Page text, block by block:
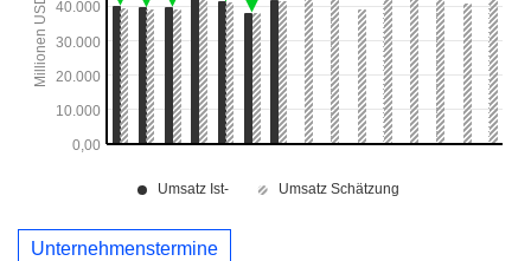
Unternehmenstermine